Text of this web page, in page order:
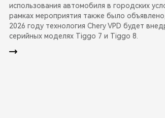
использования автомобиля в городских
рамках мероприятия также было
2026 году технология Chery VPD будет
серийных моделях Tiggo 7 и Tiggo 8.